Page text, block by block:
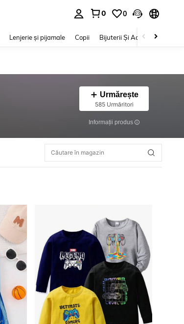
0 0
Lenjerie și pijamale Copii Bijuterii Și Accesorii
Urmărește
585 Urmăritori
Informații produs